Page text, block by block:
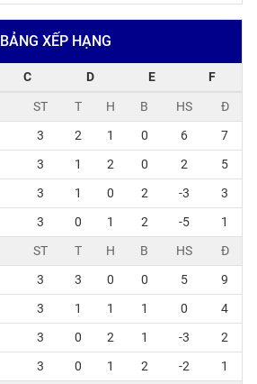
BẢNG XẾP HẠNG
C D E F
ST T H B HS
Đ
3 2 1 0 6
7
3 1 2 0 2
5
3 1 0 2 -3
3
3 0 1 2 -5
1
ST T H B HS
Đ
3 3 0 0 5
9
3 1 1 1 0
4
3 0 2 1 -3
2
3 0 1 2 -2
1